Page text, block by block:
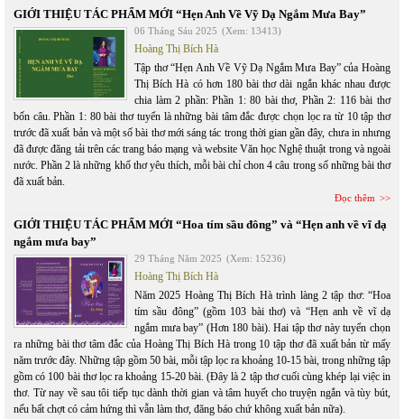
GIỚI THIỆU TÁC PHẨM MỚI “Hẹn Anh Về Vỹ Dạ Ngắm Mưa Bay”
06 Tháng Sáu 2025 (Xem: 13413)
Hoàng Thị Bích Hà
Tập thơ “Hẹn Anh Về Vỹ Dạ Ngắm Mưa Bay” của Hoàng
Thị Bích Hà có hơn 180 bài thơ dài ngắn khác nhau được
chia làm 2 phần: Phần 1: 80 bài thơ, Phần 2: 116 bài thơ
bốn câu. Phần 1: 80 bài thơ tuyển là những bài tâm đắc được chọn lọc ra từ 10 tập thơ
trước đã xuất bản và một số bài thơ mới sáng tác trong thời gian gần đây, chưa in nhưng
đã được đăng tải trên các trang báo mạng và website Văn học Nghệ thuật trong và ngoài
nước. Phần 2 là những khổ thơ yêu thích, mỗi bài chỉ chon 4 câu trong số những bài thơ
đã xuất bản.
Đọc thêm
GIỚI THIỆU TÁC PHẨM MỚI “Hoa tím sầu đông” và “Hẹn anh về vĩ dạ
ngắm mưa bay”
29 Tháng Năm 2025 (Xem: 15236)
Hoàng Thị Bích Hà
Năm 2025 Hoàng Thị Bích Hà trình làng 2 tập thơ: “Hoa
tím sầu đông” (gồm 103 bài thơ) và “Hẹn anh về vĩ dạ
ngắm mưa bay” (Hơn 180 bài). Hai tập thơ này tuyển chọn
ra những bài thơ tâm đắc của Hoàng Thị Bích Hà trong 10 tập thơ đã xuất bản từ mấy
năm trước đây. Những tập gồm 50 bài, mỗi tập lọc ra khoảng 10-15 bài, trong những tập
gồm có 100 bài thơ lọc ra khoảng 15-20 bài. (Đây là 2 tập thơ cuối cùng khép lại việc in
thơ. Từ nay về sau tôi tiếp tục dành thời gian và tâm huyết cho truyện ngắn và tùy bút,
nếu bất chợt có cảm hứng thì vẫn làm thơ, đăng báo chứ không xuất bản nữa).